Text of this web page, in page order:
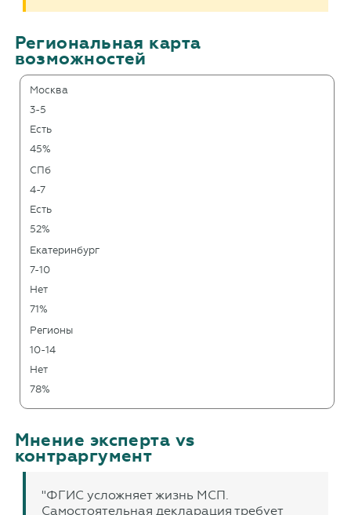
Региональная карта
возможностей
Москва
3-5
Есть
45%
СПб
4-7
Есть
52%
Екатеринбург
7-10
Нет
71%
Регионы
10-14
Нет
78%
Мнение эксперта vs
контраргумент
"ФГИС усложняет жизнь МСП.
Самостоятельная декларация требует